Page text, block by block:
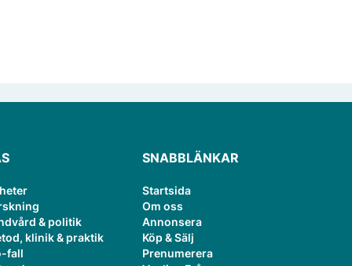
& politik
klinik & praktik
fall
SNABBLÄNKAR
Startsida
Om oss
Annonsera
Köp & Sälj
Prenumerera